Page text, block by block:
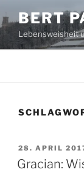
Inhalt
springen
BERT
Lebensweisheit
AM
28. APRIL
Gracian: